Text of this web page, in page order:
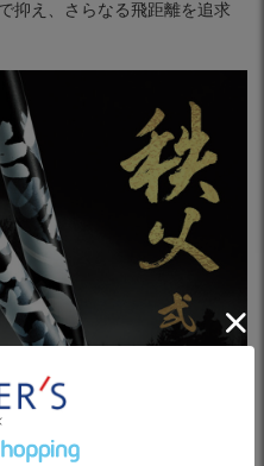
抑え、さらなる飛距離を追求